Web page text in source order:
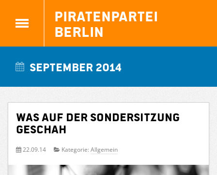
Piratenpartei
Berlin
September 2014
Was auf der Sondersitzung
geschah
22.09.14 Kategorie: Allgemein